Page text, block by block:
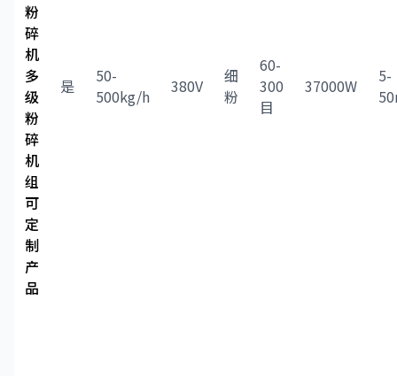
粉
碎
机
多
级
粉
碎
机
组
可
定
制
产
品
是
50-
500kg/h
380V
细
粉
60-
300
目
37000W
5-